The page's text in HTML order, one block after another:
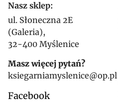
Nasz sklep:
ul. Słoneczna 2E
(Galeria),
32-400 Myślenice
Masz więcej pytań?
ksiegarniamyslenice@op.pl
Facebook